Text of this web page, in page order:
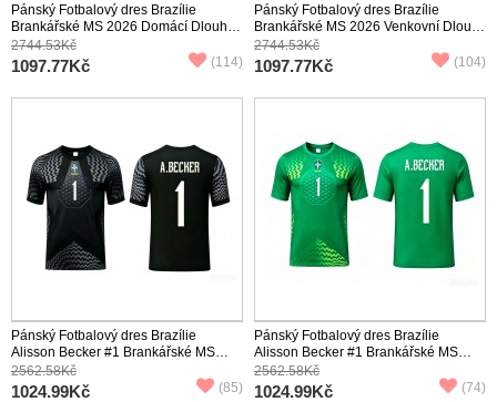
Pánský Fotbalový dres Brazílie
Brankářské MS 2026 Domácí Dlouhý
Rukáv
2744.53Kč
1097.77Kč (114)
Pánský Fotbalový dres Brazílie
Brankářské MS 2026 Venkovní Dlouhý
Rukáv
2744.53Kč
1097.77Kč (104)
Pánský Fotbalový dres Brazílie
Alisson Becker #1 Brankářské MS
2026 Domácí Krátký Rukáv
2562.58Kč
1024.99Kč (85)
Pánský Fotbalový dres Brazílie
Alisson Becker #1 Brankářské MS
2026 Venkovní Krátký Rukáv
2562.58Kč
1024.99Kč (74)